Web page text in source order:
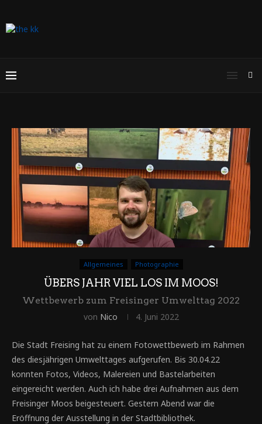
Allgemeines Photographie
ÜBERS JAHR VIEL LOS IM MOOS!
Wettbewerb zum Freisinger Umwelttag 2022
von Nico 4. Juni 2022
Die Stadt Freising hat zu einem Fotowettbewerb im Rahmen
des diesjährigen Umwelttages aufgerufen. Bis 30.04.22
konnten Fotos, Videos, Malereien und Bastelarbeiten
eingereicht werden. Auch ich habe drei Aufnahmen aus dem
Freisinger Moos beigesteuert. Gestern Abend war die
Eröffnung der Ausstellung in der Stadtbibliothek.